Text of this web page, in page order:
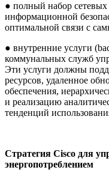
● полный набор
информационной
оптимальной связи с
● внутренние услуги
коммунальных служб
Эти услуги должны
ресурсов, удаленное
обеспечения,
и реализацию
тенденций
Стратегия Cisco для
энергопотреблением